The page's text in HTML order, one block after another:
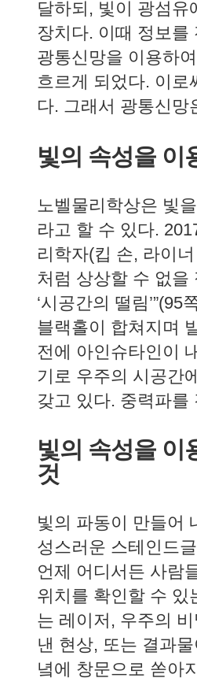
달하되 , 빛이 광섬유
장치다. 이때 정보를
광통신망을 이용하
흐르게 되었다. 이로
다. 그래서 광통신망
빛의 속성을 이
노벨물리학상은 빛
라고 할 수 있다.
리학자(킵 손, 라이
처럼 상상할 수 없을
‘시공간의 떨림’”(95
블랙홀이 합쳐지며
전에 아인슈타인이
기로 우주의 시공간
갖고 있다. 중력파를
빛의 속성을 이
것
빛의 파동이 만들어
성스러운 스테인드
언제 어디서든 사람
위치를 확인할 수 있
는 레이저 , 우주의
낸 현상, 또는 결과
녘에 창문으로 쏟아